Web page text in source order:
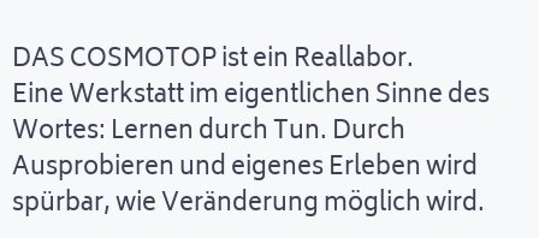
DAS COSMOTOP ist ein Reallabor.
Eine Werkstatt im eigentlichen Sinne des
Wortes: Lernen durch Tun. Durch
Ausprobieren und eigenes Erleben wird
spürbar, wie Veränderung möglich wird.